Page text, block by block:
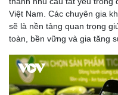
Việt Nam. Các chuyên gia
sẽ là nền tảng quan trọng
toàn, bền vững và gia tăng